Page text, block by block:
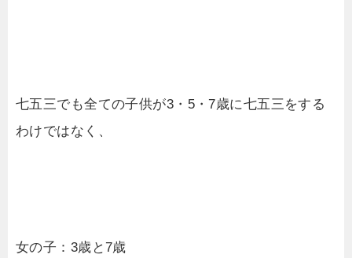
七五三でも全ての子供が3・5・7歳に七五三をする
わけではなく、
女の子：3歳と7歳